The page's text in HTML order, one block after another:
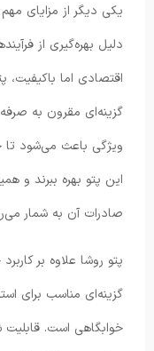
یکی دیگر از مزایای
دلیل بهره‌گیری از
اقتصادی اما باکیفیت،
گزینه‌ای مقرون به
ویژگی باعث می‌شود تا
این پتو بهره ببرند و
صادرات آن به شمار
پتو روشا علاوه بر
گزینه‌ای مناسب برای
خوابگاهی است.